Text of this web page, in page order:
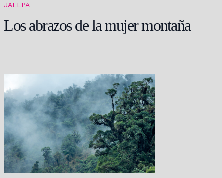
JALLPA
Los abrazos de la mujer montaña